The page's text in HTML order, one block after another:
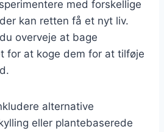
med forskellige
kan retten få et nyt liv.
overveje at bage
for at koge dem for at tilføje
alternative
eller plantebaserede